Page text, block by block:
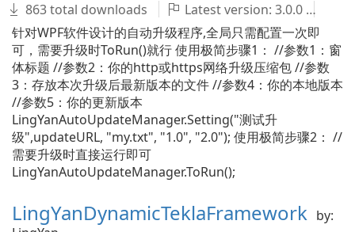
863 total downloads
Latest version: 3.0.0
针对WPF软件设计的自动升级程序,全局只需配置一次即
可，需要升级时ToRun()就行 使用极简步骤1： //参数1：窗
体标题 //参数2：你的http或https网络升级压缩包 //参数
3：存放本次升级后最新版本的文件 //参数4：你的本地版本
//参数5：你的更新版本
LingYanAutoUpdateManager.Setting("测试升
级",updateURL, "my.txt", "1.0", "2.0"); 使用极简步骤2： //
需要升级时直接运行即可
LingYanAutoUpdateManager.ToRun();
LingYanDynamicTeklaFramework by: